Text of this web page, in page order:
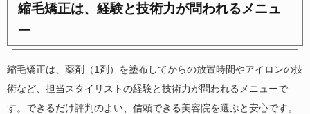
縮毛矯正は、経験と技術力が問われるメニュ
ー
縮毛矯正は、薬剤（1剤）を塗布してからの放置時間やアイロンの技
術など、担当スタイリストの経験と技術力が問われるメニューで
す。できるだけ評判のよい、信頼できる美容院を選ぶと安心です。